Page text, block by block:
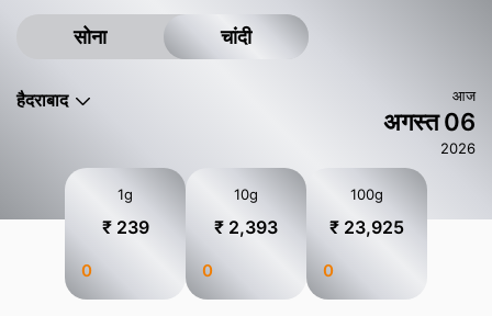
देखने को मिल सकते हैं. सोने की तरह, अंतिम भुगतान में ज्वेलरी पर मेकिंग चार्ज,
जीएसटी और किसी भी डिजाइन प्रीमियम शामिल होते हैं, इसलिए बिल का ब्रेक-
अप मांगना ऑफर की तुलना करने में मदद करता है.
सोना चांदी
हैदराबाद आज
अगस्त 06
2026
1g
₹ 239
0
10g
₹ 2,393
0
100g
₹ 23,925
0